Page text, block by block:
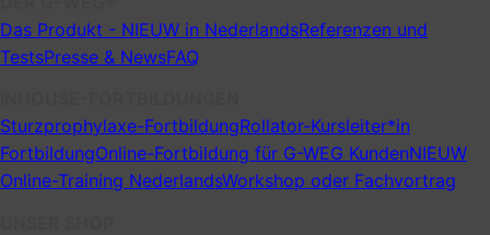
Das Produkt - NIEUW in NederlandsReferenzen und
TestsPresse & NewsFAQ
Sturzprophylaxe-FortbildungRollator-Kursleiter*in
FortbildungOnline-Fortbildung für G-WEG KundenNIEUW
Online-Training NederlandsWorkshop oder Fachvortrag